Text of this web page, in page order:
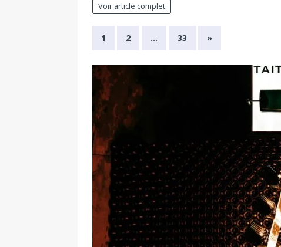
Voir article complet
1 2 … 33 »